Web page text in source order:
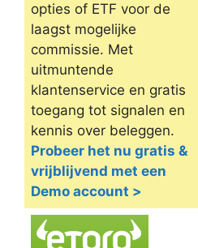
opties of ETF voor de
laagst mogelijke
commissie. Met
uitmuntende
klantenservice en gratis
toegang tot signalen en
kennis over beleggen.
Probeer het nu gratis &
vrijblijvend met een
Demo account >